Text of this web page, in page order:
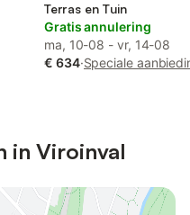
Terras en Tuin
Gratis annulering
ma, 10-08 - vr, 14-08
€ 634·Speciale
in Viroinval